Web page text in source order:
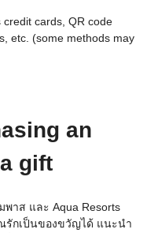
cards, QR code
etc. (some methods may
an
gift
าส และ Aqua Resorts
กเป็นของขวัญได้ แนะนำ